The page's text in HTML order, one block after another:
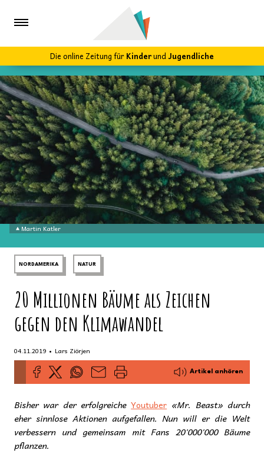
Die online Zeitung fürKinderundJugendliche
Martin Katler
NORDAMERIKA NATUR
20 Millionen Bäume als Zeichen
gegen den Klimawandel
04.11.2019 • Lars Ziörjen
Artikel anhören
Bisher war der erfolgreiche Youtuber «Mr. Beast» durch
eher sinnlose Aktionen aufgefallen. Nun will er die Welt
verbessern und gemeinsam mit Fans 20'000'000 Bäume
pflanzen.